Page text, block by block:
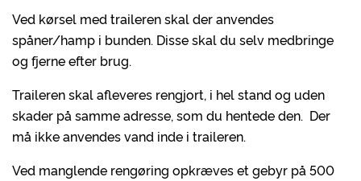
Ved kørsel med traileren skal der anvendes
spåner/hamp i bunden. Disse skal du selv medbringe
og fjerne efter brug.
Traileren skal afleveres rengjort, i hel stand og uden
skader på samme adresse, som du hentede den. Der
må ikke anvendes vand inde i traileren.
Ved manglende rengøring opkræves et gebyr på 500